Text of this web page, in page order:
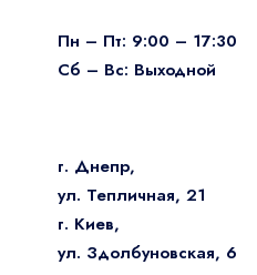
Пн – Пт: 9:00 – 17:30
Сб – Вс: Выходной
г. Днепр,
ул. Тепличная, 21
г. Киев,
ул. Здолбуновская, 6